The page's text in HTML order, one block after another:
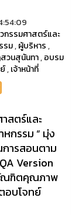
กรรมศาสตร์และ
รม,ผู้บริหาร,
วนสุนันทา,อบรม
,เจ้าหน้าที่
สตร์และ
หกรรม “ มุ่ง
ารสอนตาม
Version
ณฑิตคุณภาพ
อบโจทย์